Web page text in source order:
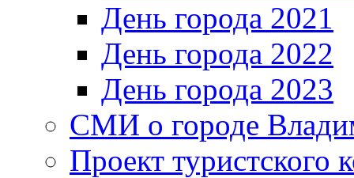
День города 2021
День города 2022
День города 2023
СМИ о городе
Проект туристского